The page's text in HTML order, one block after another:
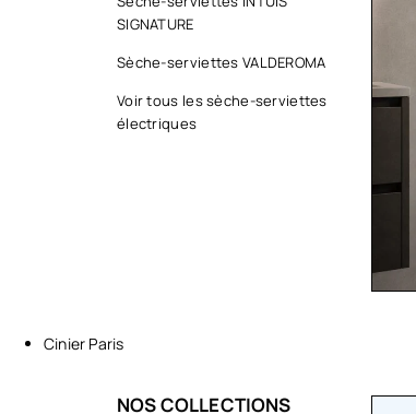
SIGNATURE
Sèche-serviettes VALDEROMA
Voir tous les sèche-serviettes
électriques
Sèche serviette
Cinier Paris
NOS COLLECTIONS